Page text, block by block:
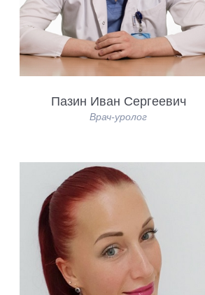
Пазин Иван Сергеевич
Врач-уролог